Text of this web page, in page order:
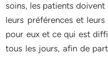
soins, les patients
leurs préférences et
pour eux et ce qui est
tous les jours, afin de